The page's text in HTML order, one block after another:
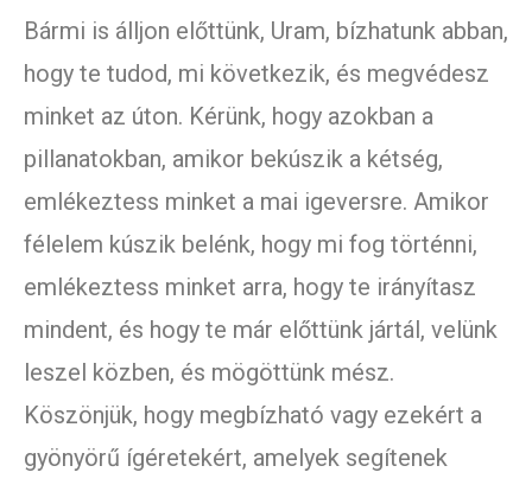
Bármi is álljon előttünk, Uram, bízhatunk abban,
hogy te tudod, mi következik, és megvédesz
minket az úton. Kérünk, hogy azokban a
pillanatokban, amikor bekúszik a kétség,
emlékeztess minket a mai igeversre. Amikor
félelem kúszik belénk, hogy mi fog történni,
emlékeztess minket arra, hogy te irányítasz
mindent, és hogy te már előttünk jártál, velünk
leszel közben, és mögöttünk mész.
Köszönjük, hogy megbízható vagy ezekért a
gyönyörű ígéretekért, amelyek segítenek